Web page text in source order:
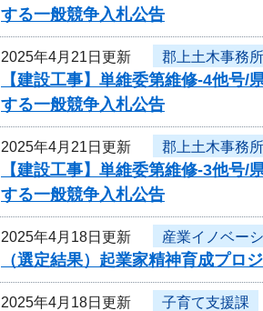
する一般競争入札公告
2025年4月21日更新 郡上土木事務所
【建設工事】単維委第維修‐4他
する一般競争入札公告
2025年4月21日更新 郡上土木事務所
【建設工事】単維委第維修‐3他
する一般競争入札公告
2025年4月18日更新 産業イノベー
（選定結果）起業家精神育成プロ
2025年4月18日更新 子育て支援課